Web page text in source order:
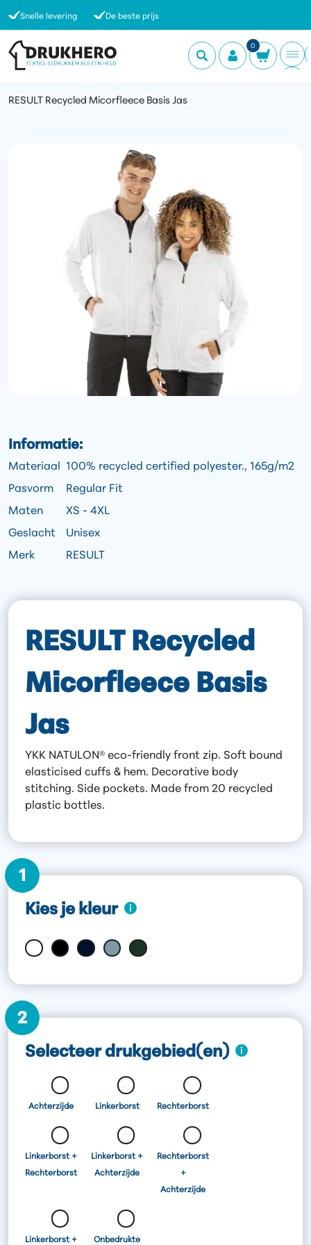
Snelle levering De beste prijs
0
RESULT Recycled Micorfleece Basis Jas
Informatie:
Materiaal
100% recycled certified polyester., 165g/m2
Pasvorm
Regular Fit
Maten
XS - 4XL
Geslacht
Unisex
Merk
RESULT
RESULT Recycled
Micorfleece Basis
Jas
YKK NATULON® eco-friendly front zip. Soft bound
elasticised cuffs & hem. Decorative body
stitching. Side pockets. Made from 20 recycled
plastic bottles.
1
Kies je kleur
2
Selecteer drukgebied(en)
Achterzijde Linkerborst Rechterborst
Linkerborst +
Rechterborst
Linkerborst +
Achterzijde
Rechterborst
+
Achterzijde
Linkerborst + Onbedrukte